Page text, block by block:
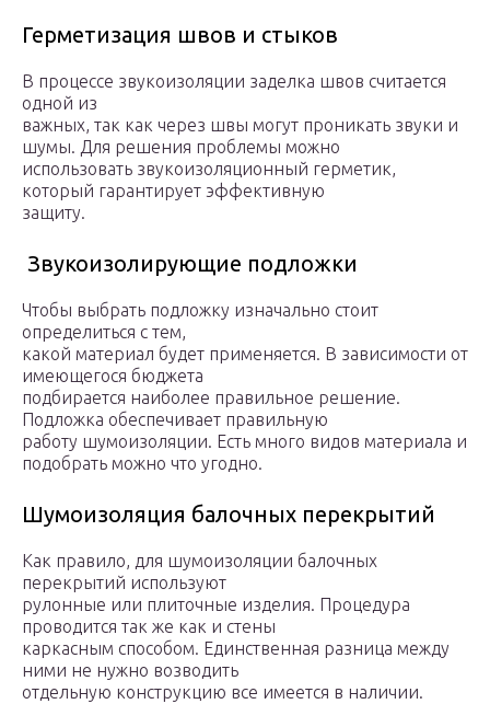
Герметизация швов и стыков
В процессе звукоизоляции заделка швов считается
одной из
важных, так как через швы могут проникать звуки и
шумы. Для решения проблемы можно
использовать звукоизоляционный герметик,
который гарантирует эффективную
защиту.
Звукоизолирующие подложки
Чтобы выбрать подложку изначально стоит
определиться с тем,
какой материал будет применяется. В зависимости от
имеющегося бюджета
подбирается наиболее правильное решение.
Подложка обеспечивает правильную
работу шумоизоляции. Есть много видов материала и
подобрать можно что угодно.
Шумоизоляция балочных перекрытий
Как правило, для шумоизоляции балочных
перекрытий используют
рулонные или плиточные изделия. Процедура
проводится так же как и стены
каркасным способом. Единственная разница между
ними не нужно возводить
отдельную конструкцию все имеется в наличии.